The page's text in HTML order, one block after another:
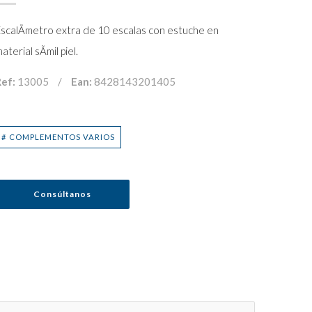
extra de 10 escalas con estuche en
sÃ­mil piel.
13005 / Ean: 8428143201405
# COMPLEMENTOS VARIOS
Consúltanos